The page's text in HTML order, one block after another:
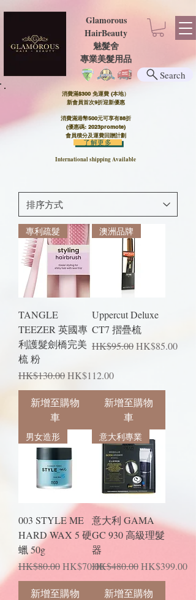
Glamorous
HairBeauty
魅髮舍
​​專業美髮用品
消費滿$300 免運費 (本地）​
新會員首次9折迎新優惠
消費滿港幣500元可享有88折
(優惠碼: 2023promote)
會員積分及運費回贈計劃
International shipping Available
了解更多
Search
專利疏髮
TANGLE
TEEZER 英國專
利護髮劍橋完美
梳 粉
一般價格
HK$130.00促銷價格
HK$112.00
新增至購物
車
澳洲品牌
Uppercut Deluxe
CT7 摺疊梳
一般價格
HK$95.00促銷價格
HK$85.00
新增至購物
車
男女造形
003 STYLE ME
HARD WAX 5 硬
蠟 50g
一般價格
HK$80.00促銷價格
HK$70.00
新增至購物
意大利專業
意大利 GAMA
GC 930 高級理髮
器
一般價格
HK$480.00促銷價格
HK$399.00
新增至購物